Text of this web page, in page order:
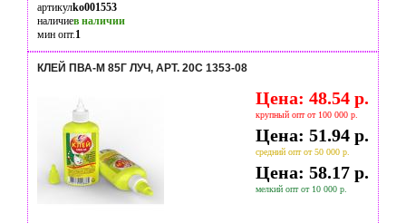
артикулko001553
наличиев наличии
мин опт.1
КЛЕЙ ПВА-М 85Г ЛУЧ, АРТ. 20С 1353-08
Цена: 48.54 р.
крупный опт от 100 000 р.
Цена: 51.94 р.
средний опт от 50 000 р.
Цена: 58.17 р.
мелкий опт от 10 000 р.